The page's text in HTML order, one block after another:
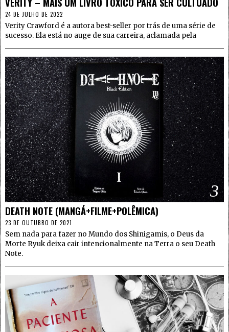
24 DE JULHO DE 2022
Verity Crawford é a autora best-seller por trás de uma série de
sucesso. Ela está no auge de sua carreira, aclamada pela
3
DEATH NOTE (MANGÁ+FILME+POLÊMICA)
23 DE OUTUBRO DE 2021
Sem nada para fazer no Mundo dos Shinigamis, o Deus da
Morte Ryuk deixa cair intencionalmente na Terra o seu Death
Note.